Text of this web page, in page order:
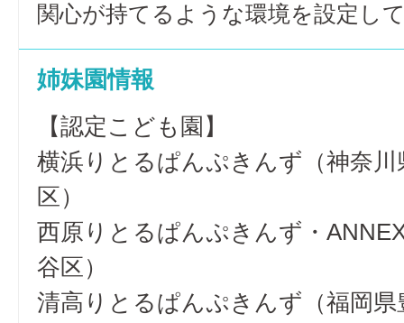
関心が持てるような環境を設定し
姉妹園情報
【認定こども園】
横浜りとるぱんぷきんず（神奈川
区）
西原りとるぱんぷきんず・
谷区）
清高りとるぱんぷきんず（福岡県